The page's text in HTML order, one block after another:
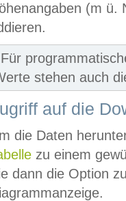
(m ü.
Für
stehen auch
auf die
die Daten
zu einem
dann die Option